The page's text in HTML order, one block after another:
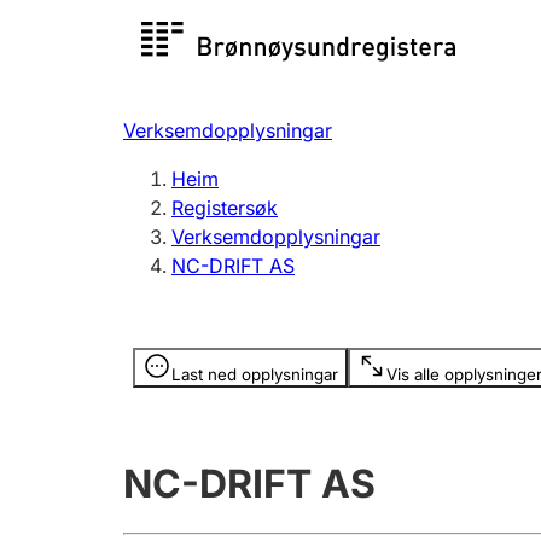
Registersøk
Registrere, endre, slette
Verksemdopplysningar
Heim
Registersøk
Verksemdopplysningar
NC-DRIFT AS
Last ned opplysningar Vis alle opplysninger
Opplysninger er skjult
NC-DRIFT AS